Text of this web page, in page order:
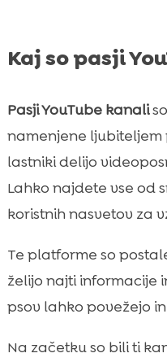
Kaj so pasji
Pasji YouTube kanali
namenjene ljubiteljem
lastniki delijo
Lahko najdete vse od
koristnih nasvetov za
Te platforme so
želijo najti informacije
psov lahko povežejo
Na začetku so bili ti